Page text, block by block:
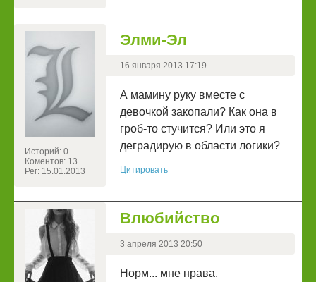
Историй: 0
Коментов: 13
Рег: 15.01.2013
Элми-Эл
16 января 2013 17:19
А мамину руку вместе с
девочкой закопали? Как она в
гроб-то стучится? Или это я
деградирую в области логики?
Цитировать
Влюбийство
3 апреля 2013 20:50
Норм... мне нрава.